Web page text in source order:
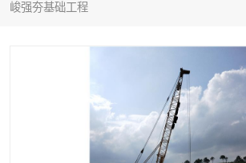
峻强夯基础工程